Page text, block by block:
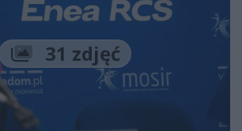
31 zdjęć